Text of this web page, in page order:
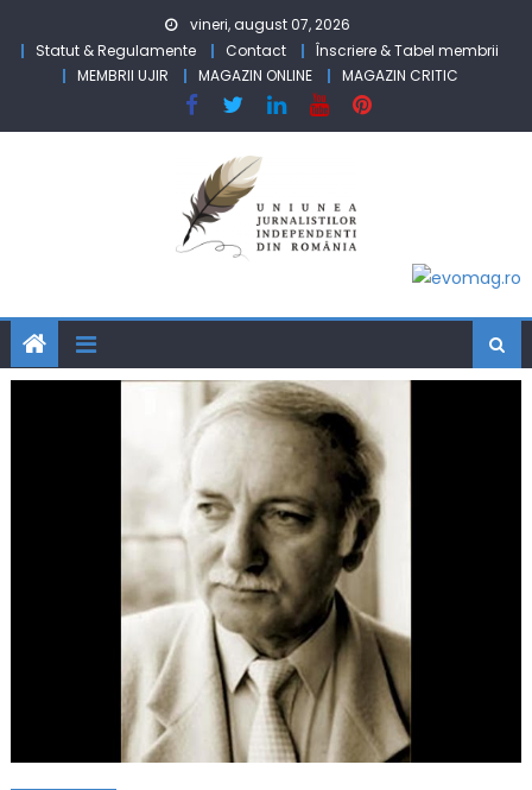
vineri, august 07, 2026
Statut & Regulamente
Contact
Înscriere & Tabel membrii
MEMBRII UJIR
MAGAZIN ONLINE MAGAZIN CRITIC